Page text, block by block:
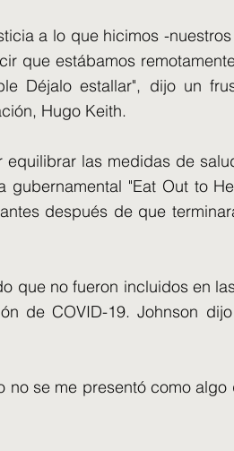
a lo que hicimos -
que estábamos
Déjalo estallar", dijo un
Hugo Keith.
equilibrar las medidas de
gubernamental "Eat Out to
después de que
que no fueron incluidos en
de COVID-19. Johnson
no se me presentó como